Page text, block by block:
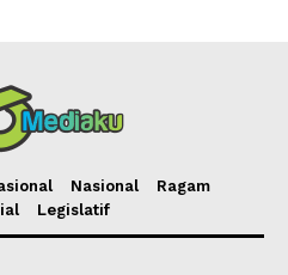
Nasional
Ragam
Legislatif